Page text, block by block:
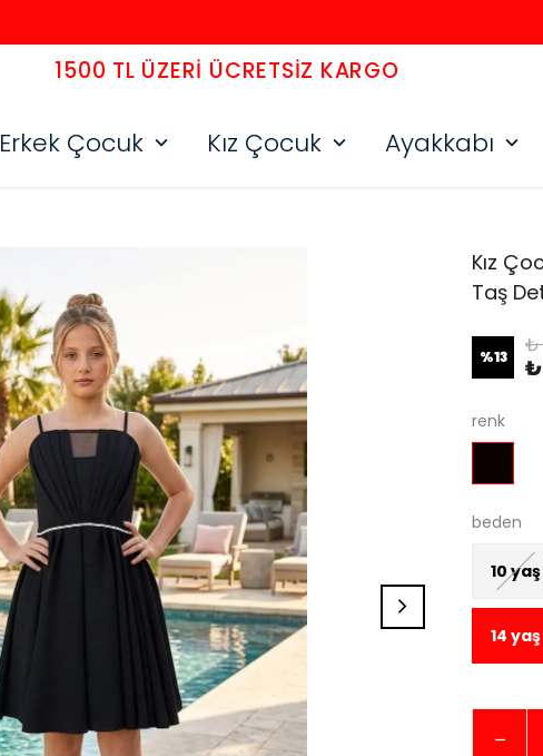
1500 TL ÜZERI ÜCRETSIZ KARGO
Erkek Çocuk Kız Çocuk Ayakkabı
Kız
Taş
%13 ₺
₺
renk
beden
10 yaş
14 yaş